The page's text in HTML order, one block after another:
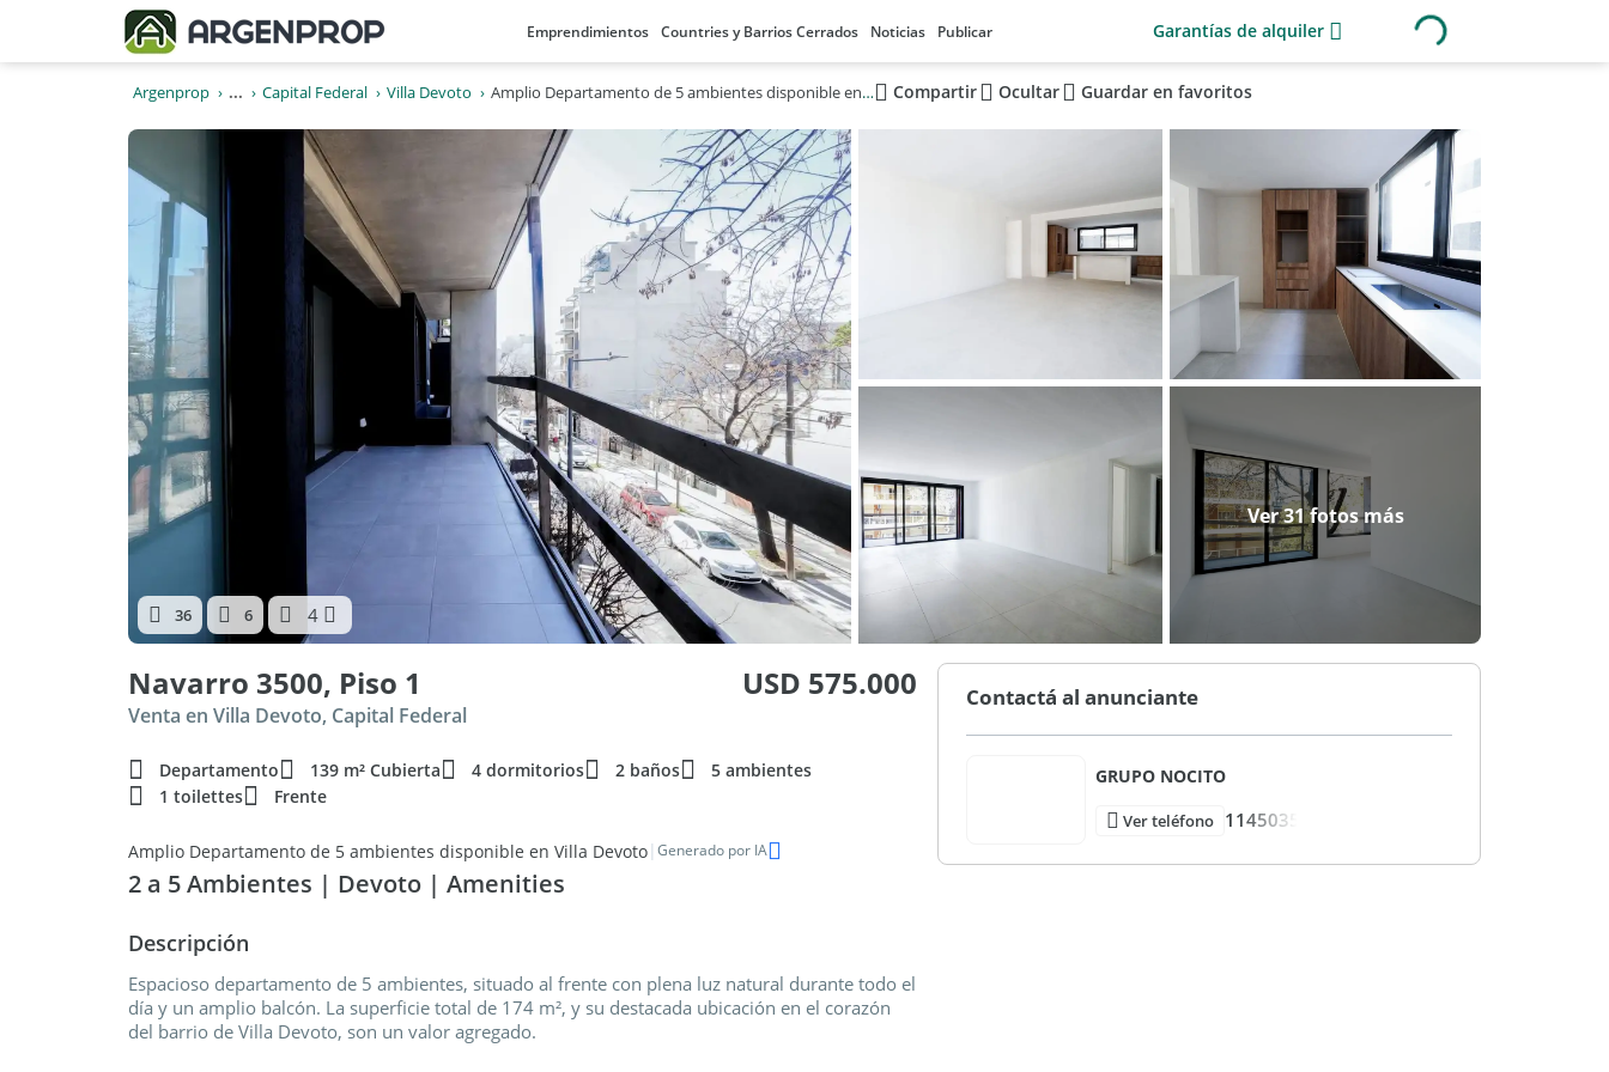
Emprendimientos Countries y Barrios Cerrados Noticias Publicar Garantías de alquiler
Argenprop ... Capital Federal Villa Devoto Amplio Departamento de 5 ambientes disponible en Villa Devoto Compartir Ocultar Guardar en favoritos
Ver 31 fotos más
36 6 4
Navarro 3500, Piso 1 USD 575.000
Venta en Villa Devoto, Capital Federal
Departamento 139 m² Cubierta 4 dormitorios 2 baños
5 ambientes
1 toilettes
Frente
Amplio Departamento de 5 ambientes disponible en Villa Devoto| Generado por IA
2 a 5 Ambientes | Devoto | Amenities
Descripción
Espacioso departamento de 5 ambientes, situado al frente con plena luz natural durante todo el
día y un amplio balcón. La superficie total de 174 m², y su destacada ubicación en el corazón
del barrio de Villa Devoto, son un valor agregado.
Contactá al anunciante
GRUPO NOCITO
Ver teléfono 1145035